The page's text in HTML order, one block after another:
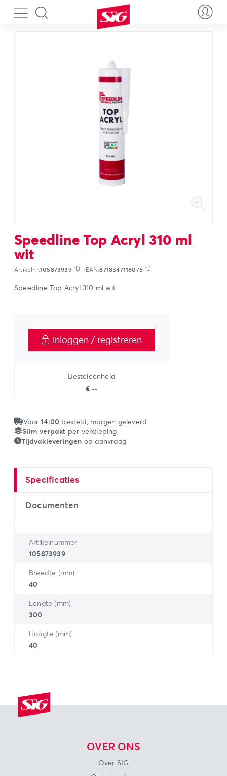
Speedline Top Acryl 310 ml
wit
Artikelnr:105873939 | EAN:8718347118075
Speedline Top Acryl 310 ml wit
inloggen / registreren
Besteleenheid
€ --
Voor14:00 besteld, morgen geleverd
Slim verpakt per verdieping
Tijdvakleveringen op aanvraag
Specificaties
Documenten
Artikelnummer
105873939
Breedte (mm)
40
Lengte (mm)
300
Hoogte (mm)
40
OVER ONS
Over SIG